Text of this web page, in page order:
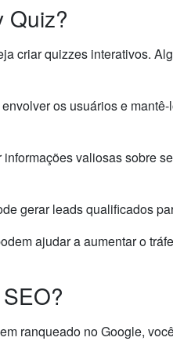
Quiz?
criar quizzes interativos.
os usuários e
valiosas sobre
gerar leads qualificados
ajudar a aumentar o
ranqueado no Google,